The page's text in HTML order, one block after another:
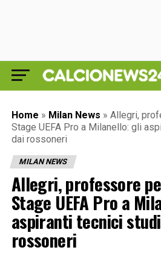
Home » Milan News » Allegri,
Stage UEFA Pro a Milanello: gli
dai rossoneri
MILAN NEWS
Allegri, professore
Stage UEFA Pro a
aspiranti tecnici
rossoneri